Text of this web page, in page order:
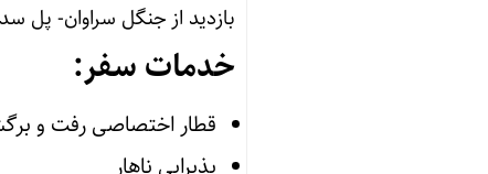
بازدید از جنگل سراوان- پل
خدمات سفر:
قطار اختصاصی رفت و